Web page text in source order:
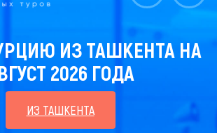
ИЗ ТАШКЕНТА НА
2026 ГОДА
ИЗ ТАШКЕНТА